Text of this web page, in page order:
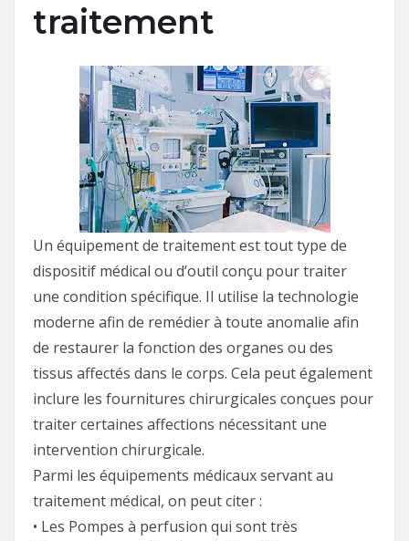
traitement
Un équipement de traitement est tout type de
dispositif médical ou d’outil conçu pour traiter
une condition spécifique. Il utilise la technologie
moderne afin de remédier à toute anomalie afin
de restaurer la fonction des organes ou des
tissus affectés dans le corps. Cela peut également
inclure les fournitures chirurgicales conçues pour
traiter certaines affections nécessitant une
intervention chirurgicale.
Parmi les équipements médicaux servant au
traitement médical, on peut citer :
• Les Pompes à perfusion qui sont très